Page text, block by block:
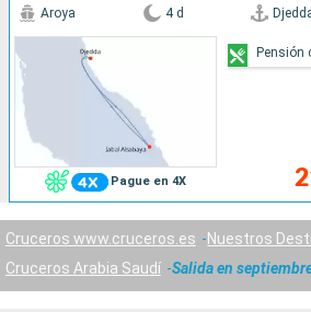
Pague en 4X
Aroya 4 d
Pensión
Cruceros www.cruceros.es
Nuestros
Cruceros Arabia Saudí
Salida en